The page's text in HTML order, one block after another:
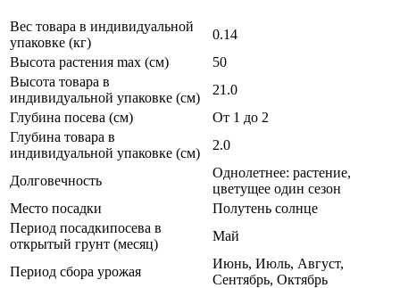
Вес товара в индивидуальной
упаковке (кг)
0.14
Высота растения max (см)
50
Высота товара в
индивидуальной упаковке (см)
21.0
Глубина посева (см)
От 1 до 2
Глубина товара в
индивидуальной упаковке (см)
2.0
Долговечность
Однолетнее: растение,
цветущее один сезон
Место посадки
Полутень солнце
Период посадкипосева в
открытый грунт (месяц)
Май
Период сбора урожая
Июнь, Июль, Август,
Сентябрь, Октябрь